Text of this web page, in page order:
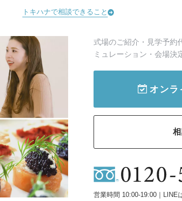
トキハナで相談できること
式場のご紹介・見学予約
ミュレーション・会場決
オンラ
営業時間 10:00-19:00｜LINE